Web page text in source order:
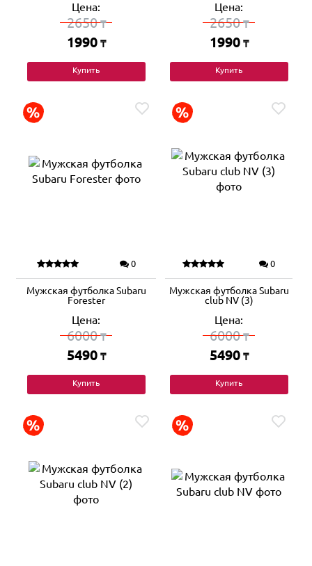
Цена:
2650₸
1990 ₸
Купить
Цена:
2650₸
1990 ₸
Купить
0
Мужская футболка Subaru
Forester
Цена:
6000₸
5490 ₸
Купить
0
Мужская футболка Subaru
club NV (3)
Цена:
6000₸
5490 ₸
Купить